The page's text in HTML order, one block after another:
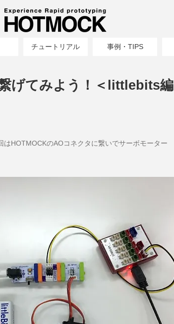
チュートリアル 事例・TIPS
げてみよう！＜littlebits編
HOTMOCKのAOコネクタに繋いでサーボモーター